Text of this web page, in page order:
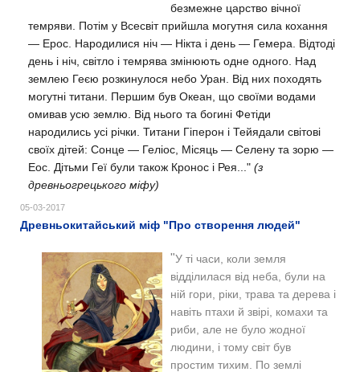
безмежне царство вічної
темряви. Потім у Всесвіт прийшла могутня сила кохання
— Ерос. Народилися ніч — Нікта і день — Гемера. Відтоді
день і ніч, світло і темрява змінюють одне одного. Над
землею Геєю розкинулося небо Уран. Від них походять
могутні титани. Першим був Океан, що своїми водами
омивав усю землю. Від нього та богині Фетіди
народились усі річки. Титани Гіперон і Тейядали світові
своїх дітей: Сонце — Геліос, Місяць — Селену та зорю —
Еос. Дітьми Геї були також Кронос і Рея..." (з
древньогрецького міфу)
05-03-2017
Древньокитайський міф "Про створення людей"
"У ті часи, коли земля
відділилася від неба, були на
ній гори, ріки, трава та дерева і
навіть птахи й звірі, комахи та
риби, але не було жодної
людини, і тому світ був
простим тихим. По землі